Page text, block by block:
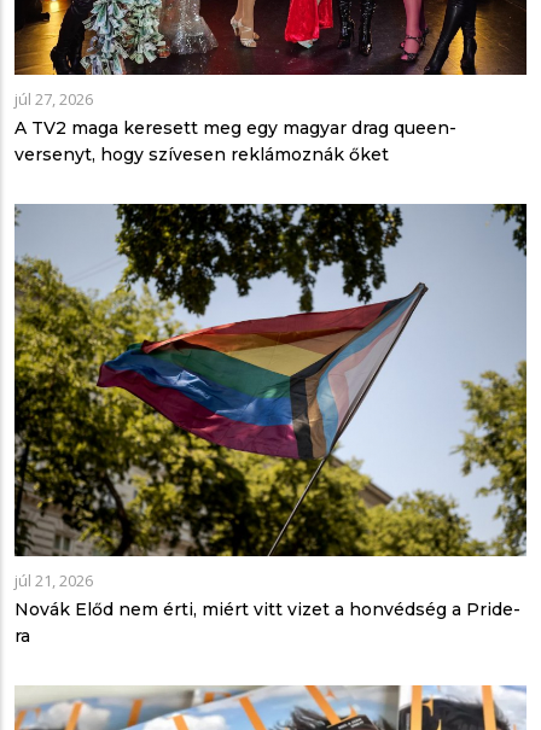
júl 27, 2026
A TV2 maga keresett meg egy magyar drag queen-
versenyt, hogy szívesen reklámoznák őket
júl 21, 2026
Novák Előd nem érti, miért vitt vizet a honvédség a Pride-
ra